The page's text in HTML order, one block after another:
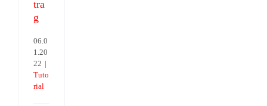
tra
g
06.0
1.20
22 |
Tuto
rial